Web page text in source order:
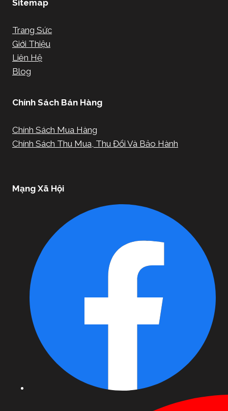
Sitemap
Trang Sức
Giới Thiệu
Liên Hệ
Blog
Chính Sách Bán Hàng
Chính Sách Mua Hàng
Chính Sách Thu Mua, Thu Đổi Và Bảo Hành
Mạng Xã Hội